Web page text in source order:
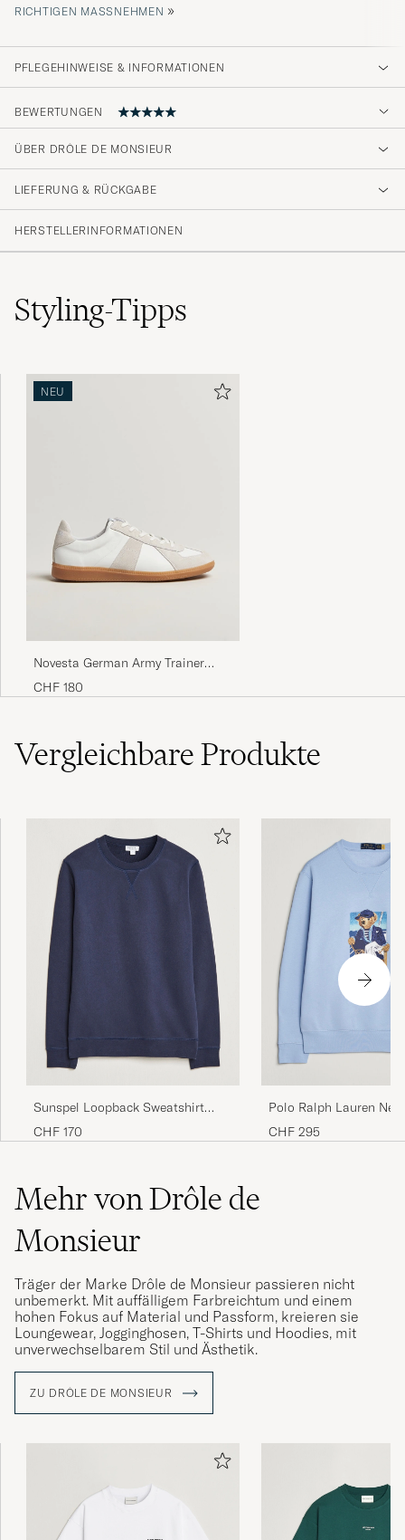
ICHTIGEN MASSNEHMEN
»
PFLEGEHINWEISE & INFORMATIONEN
BEWERTUNGEN
5
ÜBER DRÔLE DE MONSIEUR
LIEFERUNG & RÜCKGABE
HERSTELLERINFORMATIONEN
Styling-Tipps
NEU
Novesta German Army Trainer
White
CHF 180
VergleichbareProdukte
Sunspel Loopback Sweatshirt
Navy
CHF 170
Polo Ralph Lauren
Sweatshirt Office Blue
CHF 295
Mehr von Drôle de
Monsieur
Träger der Marke Drôle de Monsieur passieren nicht
unbemerkt. Mit auffälligem Farbreichtum und einem
hohen Fokus auf Material und Passform, kreieren sie
Loungewear, Jogginghosen, T-Shirts und Hoodies, mit
unverwechselbarem Stil und Ästhetik.
ZU DRÔLE DE MONSIEUR